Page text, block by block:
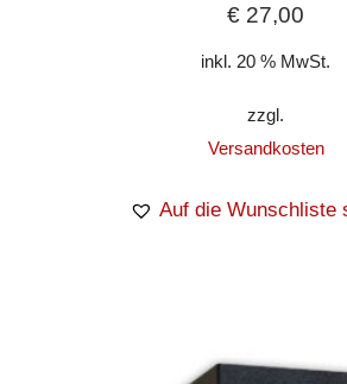
€ 27,00
inkl. 20 % MwSt.
zzgl.
Versandkosten
Auf die Wunschliste